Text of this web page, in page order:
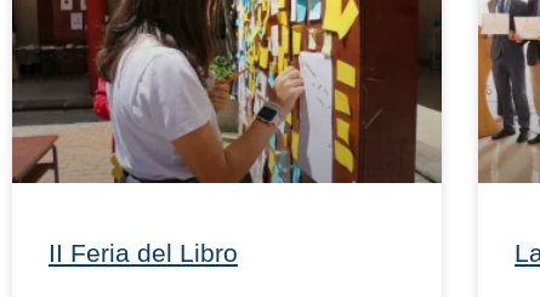
II Feria del Libro